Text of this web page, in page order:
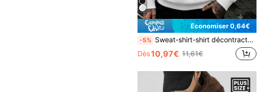
Économiser 0,64€
-5% Sweat-shirt-shirt décontracté pour hommes de couleur unie avec cordon de serrage, style fin pour le printemps/automne, coupe ample grande taille 1XL-6XL, convient aux personnes ayant un poids corporel plus élevé
Dès10,97€ 11,61€